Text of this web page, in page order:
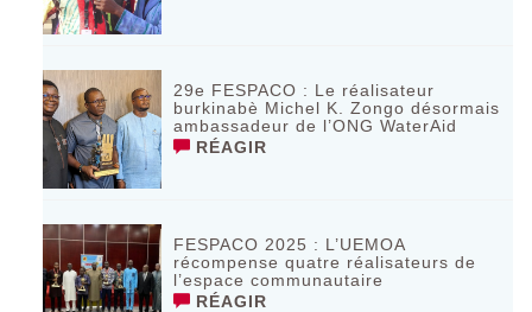
29e FESPACO : Le réalisateur
burkinabè Michel K. Zongo désormais
ambassadeur de l’ONG WaterAid
RÉAGIR
FESPACO 2025 : L’UEMOA
récompense quatre réalisateurs de
l’espace communautaire
RÉAGIR